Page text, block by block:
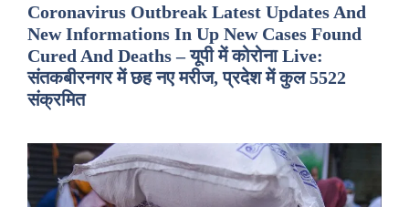
Coronavirus Outbreak Latest Updates And
New Informations In Up New Cases Found
Cured And Deaths – यूपी में कोरोना Live:
संतकबीरनगर में छह नए मरीज, प्रदेश में कुल 5522
संक्रमित